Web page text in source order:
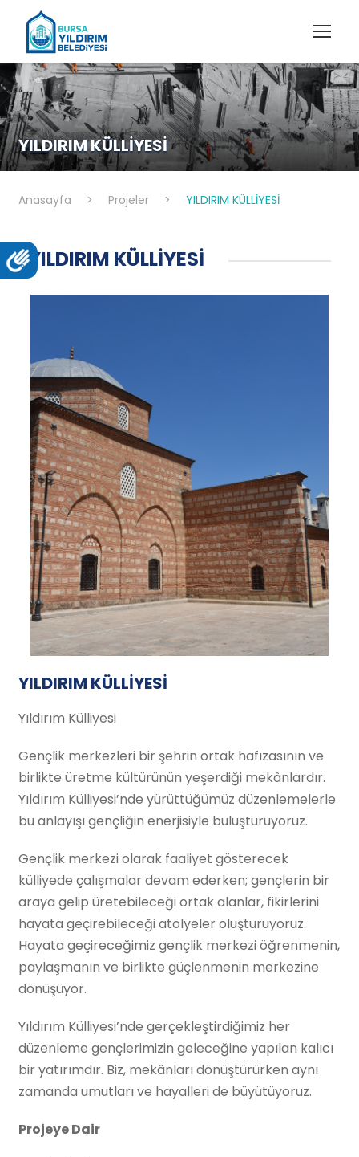
YILDIRIM KÜLLİYESİ
Anasayfa > Projeler > YILDIRIM KÜLLİYESİ
YILDIRIM KÜLLİYESİ
YILDIRIM KÜLLİYESİ
Yıldırım Külliyesi
Gençlik merkezleri bir şehrin ortak hafızasının ve
birlikte üretme kültürünün yeşerdiği mekânlardır.
Yıldırım Külliyesi’nde yürüttüğümüz düzenlemelerle
bu anlayışı gençliğin enerjisiyle buluşturuyoruz.
Gençlik merkezi olarak faaliyet gösterecek
külliyede çalışmalar devam ederken; gençlerin bir
araya gelip üretebileceği ortak alanlar, fikirlerini
hayata geçirebileceği atölyeler oluşturuyoruz.
Hayata geçireceğimiz gençlik merkezi öğrenmenin,
paylaşmanın ve birlikte güçlenmenin merkezine
dönüşüyor.
Yıldırım Külliyesi’nde gerçekleştirdiğimiz her
düzenleme gençlerimizin geleceğine yapılan kalıcı
bir yatırımdır. Biz, mekânları dönüştürürken aynı
zamanda umutları ve hayalleri de büyütüyoruz.
Projeye Dair